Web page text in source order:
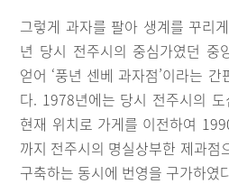
그렇게 과자를 팔아 생계를 꾸리
년 당시 전주시의 중심가였던 중
얻어 ‘풍년 센베 과자점’이라는
다. 1978년에는 당시 전주시의
현재 위치로 가게를 이전하여
까지 전주시의 명실상부한 제과점
구축하는 동시에 번영을 구가하였